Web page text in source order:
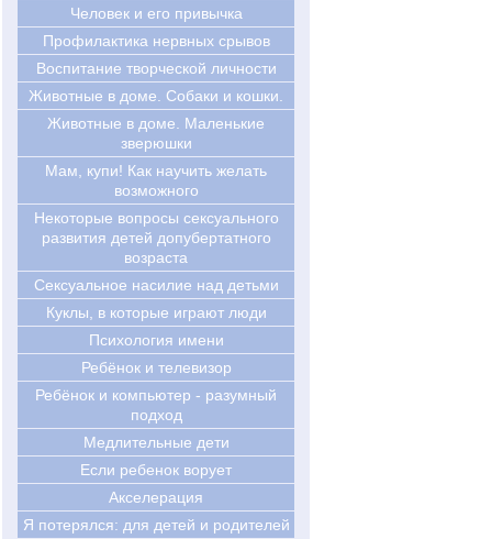
Человек и его привычка
Профилактика нервных срывов
Воспитание творческой личности
Животные в доме. Собаки и кошки.
Животные в доме. Маленькие
зверюшки
Мам, купи! Как научить желать
возможного
Некоторые вопросы сексуального
развития детей допубертатного
возраста
Сексуальное насилие над детьми
Куклы, в которые играют люди
Психология имени
Ребёнок и телевизор
Ребёнок и компьютер - разумный
подход
Медлительные дети
Если ребенок ворует
Акселерация
Я потерялся: для детей и родителей